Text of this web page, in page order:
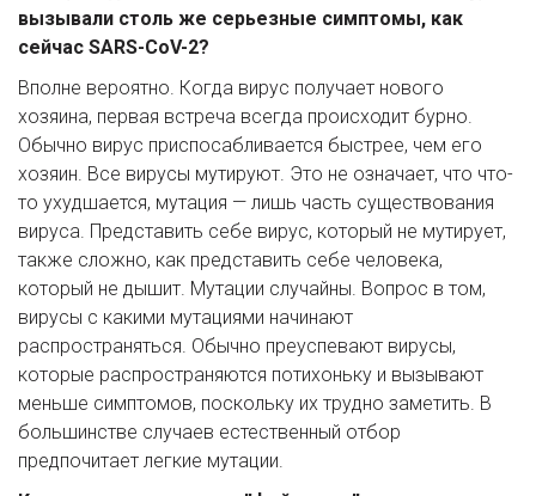
вызывали столь же серьезные симптомы, как
сейчас SARS-CoV-2?
Вполне вероятно. Когда вирус получает нового
хозяина, первая встреча всегда происходит бурно.
Обычно вирус приспосабливается быстрее, чем его
хозяин. Все вирусы мутируют. Это не означает, что что-
то ухудшается, мутация — лишь часть существования
вируса. Представить себе вирус, который не мутирует,
также сложно, как представить себе человека,
который не дышит. Мутации случайны. Вопрос в том,
вирусы с какими мутациями начинают
распространяться. Обычно преуспевают вирусы,
которые распространяются потихоньку и вызывают
меньше симптомов, поскольку их трудно заметить. В
большинстве случаев естественный отбор
предпочитает легкие мутации.